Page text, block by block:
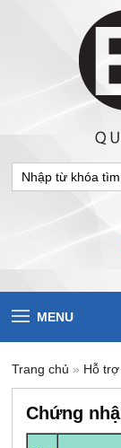
MENU
Trang chủ » Hỗ
Chứng